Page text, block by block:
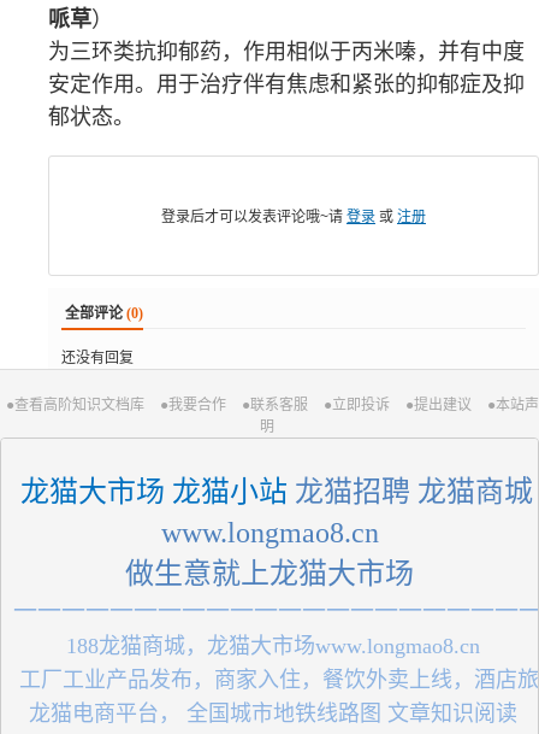
哌草）
为三环类抗抑郁药 ，作用相似于丙米嗪，并有中度
安定作用。用于治疗伴有焦虑和紧张的抑郁症及抑
郁状态。
登录后才可以发表评论哦~请 登录 或 注册
全部评论(0)
还没有回复
●查看高阶知识文档库 ●我要合作 ●联系客服 ●立即投诉 ●提出建议
●本站声
明
龙猫大市场 龙猫小站 龙猫招聘 龙猫商城
www.longmao8.cn
做生意就上龙猫大市场
一一一一一一一一一一一一一一一一一一一一一
188龙猫商城，龙猫大市场www.longmao8.cn
工厂工业产品发布，商家入住，餐饮外卖上线，酒店
龙猫电商平台， 全国城市地铁线路图 文章知识阅读